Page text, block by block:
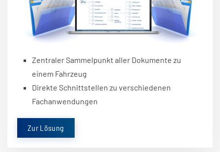
Zentraler Sammelpunkt aller Dokumente zu
einem Fahrzeug
Direkte Schnittstellen zu verschiedenen
Fachanwendungen
Zur Lösung